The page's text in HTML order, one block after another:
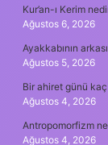
Kur’an-ı Kerim
Ağustos 6, 2026
Ayakkabının
Ağustos 5, 2026
Bir ahiret günü
Ağustos 4, 2026
Antropomorfizm
Ağustos 4, 2026